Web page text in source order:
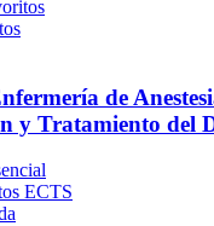
de
y Tratamiento del
ECTS